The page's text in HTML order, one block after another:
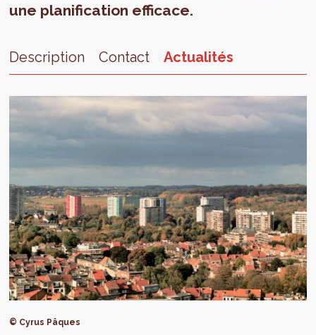
une planification efficace.
Description Contact Actualités
© Cyrus Pâques